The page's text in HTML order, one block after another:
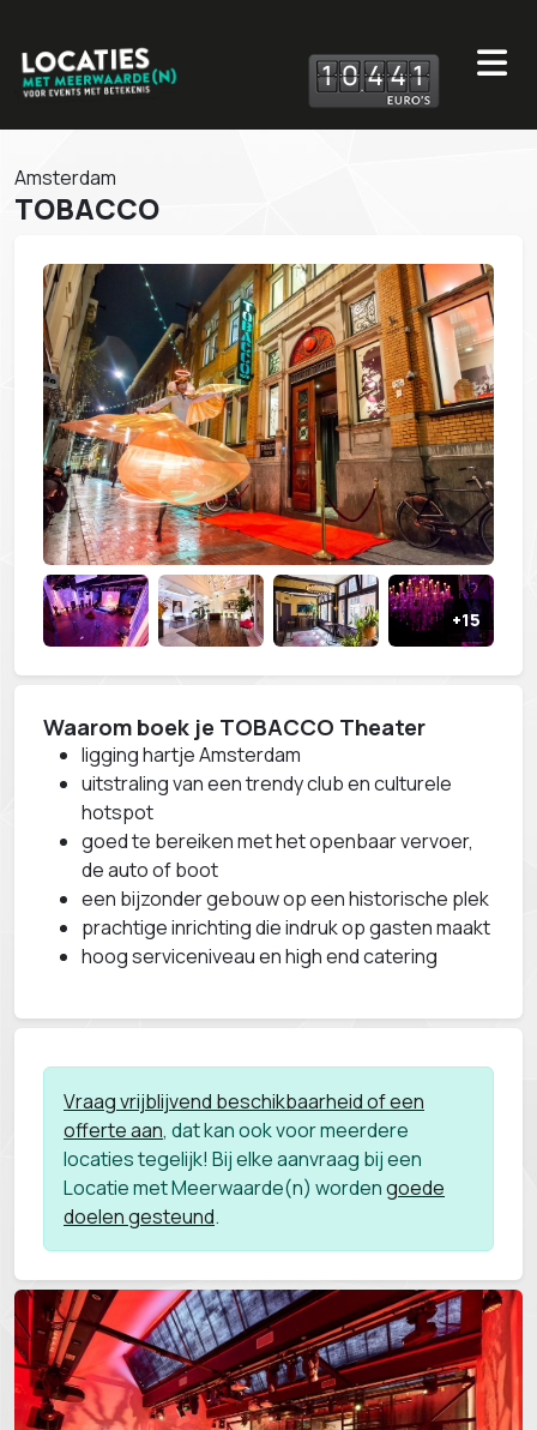
10 441
Amsterdam
TOBACCO
Waarom boek je TOBACCO Theater
ligging hartje Amsterdam
uitstraling van een trendy club en culturele
hotspot
goed te bereiken met het openbaar vervoer,
de auto of boot
een bijzonder gebouw op een historische plek
prachtige inrichting die indruk op gasten maakt
hoog serviceniveau en high end catering
Vraag vrijblijvend beschikbaarheid of een
offerte aan, dat kan ook voor meerdere
locaties tegelijk! Bij elke aanvraag bij een
Locatie met Meerwaarde(n) wordengoede
doelen gesteund.